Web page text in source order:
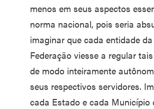
menos em seus aspectos
norma nacional, pois seria
imaginar que cada entidade da
Federação viesse a regular
de modo inteiramente
seus respectivos servidores.
cada Estado e cada Município